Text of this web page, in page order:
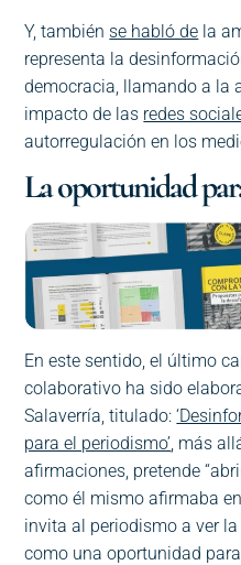
Y, también se habló de la
representa la
democracia, llamando a la
impacto de las redes
autorregulación en los
La oportunidad
En este sentido, el último
colaborativo ha sido
Salaverría, titulado:
para el periodismo’ , más
afirmaciones, pretende
como él mismo afirmaba
invita al periodismo a ver
como una oportunidad